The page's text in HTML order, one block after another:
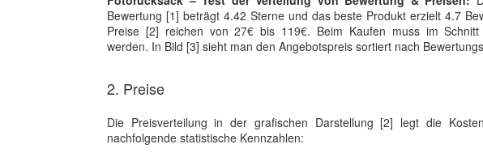
Bewertung [1] beträgt 4.42 Sterne und das beste Produkt erzielt 4.7
Preise [2] reichen von 27€ bis 119€. Beim Kaufen muss im
werden. In Bild [3] sieht man den Angebotspreis sortiert nach
2. Preise
Die Preisverteilung in der grafischen Darstellung [2] legt die
nachfolgende statistische Kennzahlen: